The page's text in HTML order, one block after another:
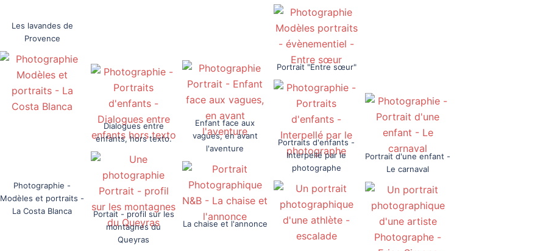
Les lavandes de
Provence
Portrait "Entre sœur"
Photographie -
Modèles et portraits -
La Costa Blanca
Enfant face aux
vagues, en avant
l'aventure
Dialogues entre
enfants, hors texto.
Portraits d'enfants -
Interpellé par le
photographe
Portrait d'une enfant -
Le carnaval
Portait - profil sur les
montagnes du
Queyras
La chaise et l'annonce